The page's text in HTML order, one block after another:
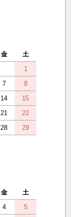
金
土
1
7
8
14
15
21
22
28
29
金
土
4
5